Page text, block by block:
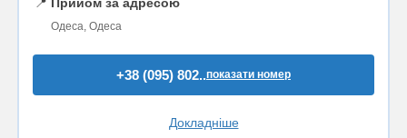
Одеса, Одеса
+38 (095) 802..показати номер
Докладніше